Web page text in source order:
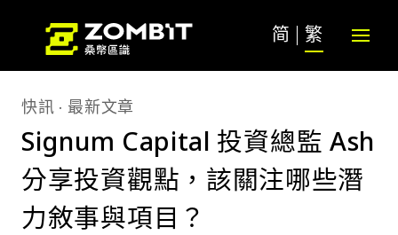
简 繁
快訊 最新文章
Signum Capital 投資總監 Ash
分享投資觀點，該關注哪些潛
力敘事與項目？